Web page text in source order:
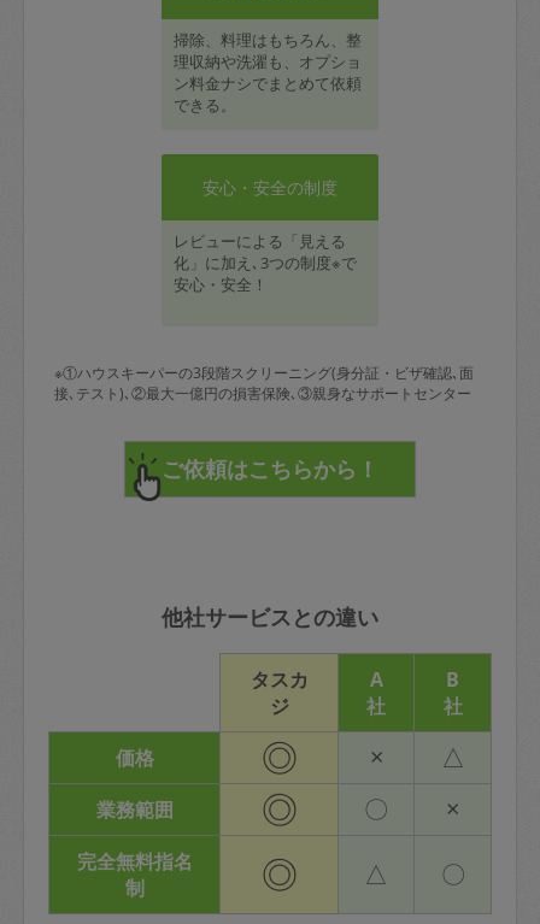
掃除、料理はもちろん、整
理収納や洗濯も、オプショ
ン料金ナシでまとめて依頼
できる。
安心・安全の制度
レビューによる「見える
化」に加え､3つの制度※で
安心・安全！
※①ハウスキーパーの3段階スクリーニング(身分証・ビザ確認､面
接､テスト)､②最大一億円の損害保険､③親身なサポートセンター
他社サービスとの違い
タスカ
ジ
A
社
B
社
価格
◎ × △
業務範囲 ◎ 〇 ×
完全無料指名
制
◎ △ 〇